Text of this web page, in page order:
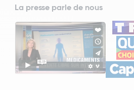
La presse parle de nous